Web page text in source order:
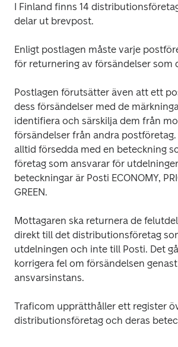
I Finland finns 14
delar ut brevpost.
Enligt postlagen måste varje
för returnering av försändelser som
Postlagen förutsätter även att ett
dess försändelser med de
identifiera och särskilja dem från
försändelser från andra
alltid försedda med en beteckning
företag som ansvarar för
beteckningar är Posti ECONOMY,
GREEN.
Mottagaren ska returnera de
direkt till det distributionsföretag
utdelningen och inte till Posti. Det
korrigera fel om försändelsen
ansvarsinstans.
Traficom upprätthåller ett register
distributionsföretag och deras